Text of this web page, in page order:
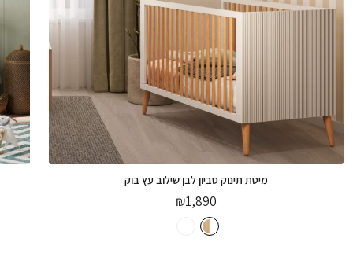
₪1,390
הוספה לסל
מיטת תינוק סביון לבן שילוב עץ בוק
₪1,890